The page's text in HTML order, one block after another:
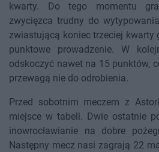
kwarty. Do tego momentu
zwycięzca trudny do
zwiastującą koniec trzeciej kwarty
punktowe prowadzenie. W
odskoczyć nawet na 15 punktów,
przewagą nie do odrobienia.
Przed sobotnim meczem z
miejsce w tabeli. Dwie ostatnie
inowrocławianie na dobre
Następny mecz nasi zagrają 22